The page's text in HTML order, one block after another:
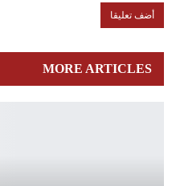
MORE ARTICLES